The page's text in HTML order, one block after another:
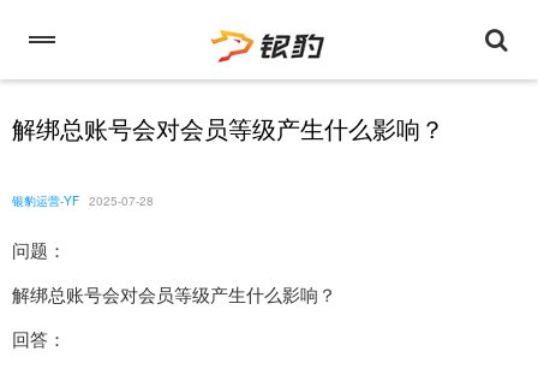
解绑总账号会对会员等级产生什么影响？
银豹运营-YF 2025-07-28
问题：
解绑总账号会对会员等级产生什么影响？
回答：